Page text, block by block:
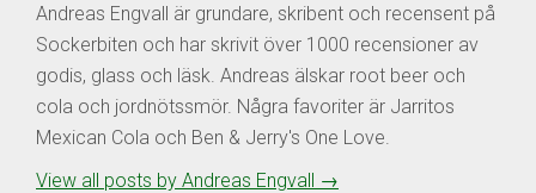
Andreas Engvall är grundare, skribent och recensent på
Sockerbiten och har skrivit över 1000 recensioner av
godis, glass och läsk. Andreas älskar root beer och
cola och jordnötssmör. Några favoriter är Jarritos
Mexican Cola och Ben & Jerry's One Love.
View all posts by Andreas Engvall →